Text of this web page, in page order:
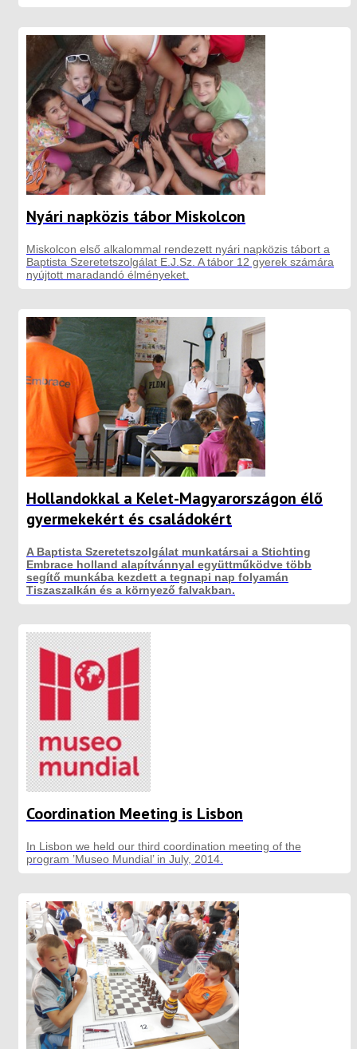
Nyári napközis tábor Miskolcon
Miskolcon első alkalommal rendezett nyári napközis tábort a
Baptista Szeretetszolgálat E.J.Sz. A tábor 12 gyerek számára
nyújtott maradandó élményeket.
Hollandokkal a Kelet-Magyarországon élő
gyermekekért és családokért
A Baptista Szeretetszolgálat munkatársai a Stichting
Embrace holland alapítvánnyal együttműködve több
segítő munkába kezdett a tegnapi nap folyamán
Tiszaszalkán és a környező falvakban.
Coordination Meeting is Lisbon
In Lisbon we held our third coordination meeting of the
program ’Museo Mundial’ in July, 2014.